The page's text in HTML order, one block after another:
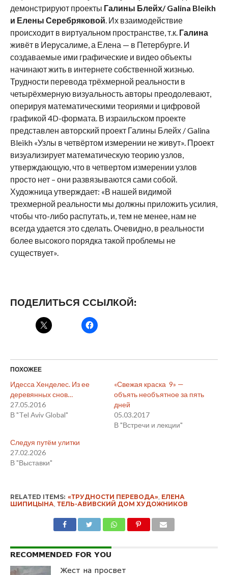
демонстрируют проекты Галины Блейх/Galina Bleikh
и Елены Серебряковой. Их взаимодействие
происходит в виртуальном пространстве, т.к. Галина
живёт в Иерусалиме, а Елена — в Петербурге. И
создаваемые ими графические и видео объекты
начинают жить в интернете собственной жизнью.
Трудности перевода трёхмерной реальности в
четырёхмерную визуальность авторы преодолевают,
оперируя математическими теориями и цифровой
графикой 4D-формата. В израильском проекте
представлен авторский проект Галины Блейх / Galina
Bleikh «Узлы в четвёртом измерении не живут». Проект
визуализирует математическую теорию узлов,
утверждающую, что в четвертом измерении узлов
просто нет – они развязываются сами собой.
Художница утверждает: «В нашей видимой
трехмерной реальности мы должны приложить усилия,
чтобы что-либо распутать, и, тем не менее, нам не
всегда удается это сделать. Очевидно, в реальности
более высокого порядка такой проблемы не
существует».
ПОДЕЛИТЬСЯ ССЫЛКОЙ:
ПОХОЖЕЕ
Идесса Хенделес. Из ее
деревянных снов…
27.05.2016
В "Tel Aviv Global"
«Свежая краска 9» —
объять необъятное за пять
дней
05.03.2017
В "Встречи и лекции"
Следуя путём улитки
27.02.2026
В "Выставки"
RELATED ITEMS: «ТРУДНОСТИ ПЕРЕВОДА», ЕЛЕНА
ШИПИЦЫНА ТЕЛЬ-АВИВСКИЙ ДОМ ХУДОЖНИКОВ
RECOMMENDED FOR YOU
Жест на просвет